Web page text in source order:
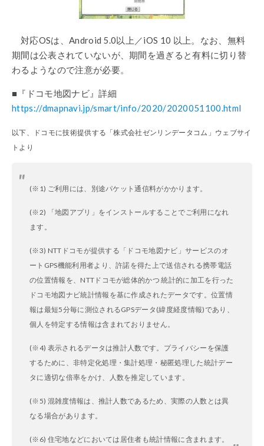
対応OSは、Android 5.0以上／iOS 10 以上。なお、無料
期間は公表されていないが、期間を過ぎると有料に切り替
わるようなので注意が必要。
■『ドコモ地図ナビ』詳細
https://dmapnavi.jp/smart/info/2020/2020051100.html
以下、ドコモに技術提供する「株式会社ゼンリンデータコム」ウェブサイ
トより
(※1) ご利用には、別途パケット通信料がかかります。
(※2) 「地図アプリ」をインストールすることでご利用になれ
ます。
(※3) NTTドコモが提供する「ドコモ地図ナビ」サービスのオ
ートGPS機能利用者より、許諾を得た上で送信される携帯電話
の位置情報を、NTTドコモが総体的かつ 統計的に加工を行った
ドコモ地図ナビ統計情報を基に作成されたデータです。位置情
報は最短5分毎に測位されるGPSデータ(緯度経度情報)であり、
個人を特定する情報は含まれておりません。
(※4) 表示されるデータは推計人数です。プライバシーを保護
するために、非特定化処理・集計処理・秘匿処理した統計デー
タに適切な倍率をかけ、人数を推定しています。
(※5) 混雑度情報は、推計人数であるため、実際の人数とは異
なる場合があります。
(※6) 住宅地などにおいては居住者も統計情報に含まれます。